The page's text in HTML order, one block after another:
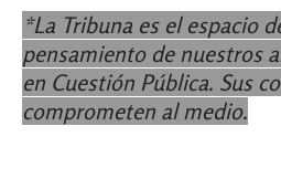
*La Tribuna es el espacio
pensamiento de nuestros
en Cuestión Pública. Sus
comprometen al medio.